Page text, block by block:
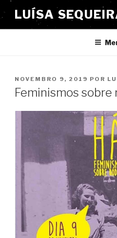
para
o
LUÍSA
PUBLICADO
EM
NOVEMBRO 9, 2019 POR
Feminismos sobre